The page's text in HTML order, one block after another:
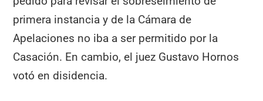
primera instancia y de la Cámara de
Apelaciones no iba a ser permitido por la
Casación. En cambio, el juez Gustavo Hornos
votó en disidencia.